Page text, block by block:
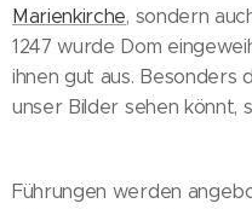
Marienkirche, sondern
1247 wurde Dom
ihnen gut aus. Besonders
unser Bilder sehen könnt,
Führungen werden